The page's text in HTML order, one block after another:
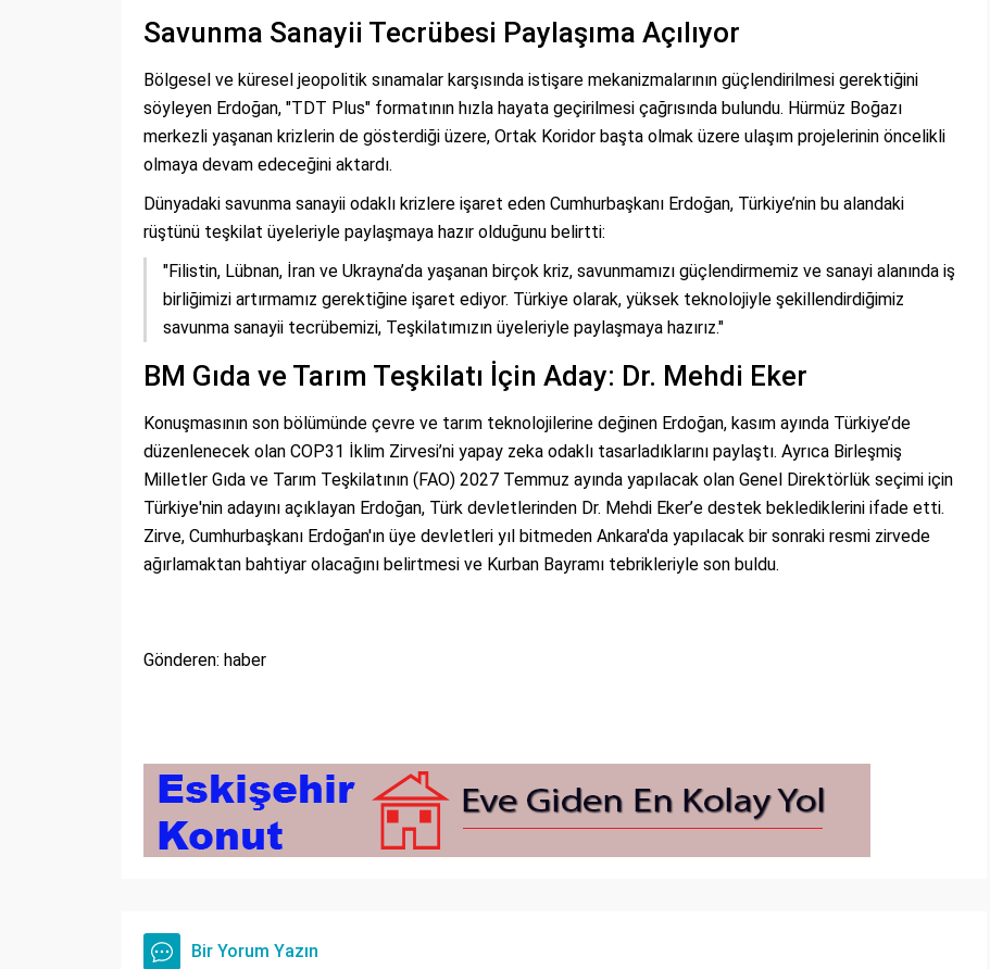
Savunma Sanayii Tecrübesi Paylaşıma Açılıyor
Bölgesel ve küresel jeopolitik sınamalar karşısında istişare mekanizmalarının güçlendirilmesi gerektiğini
söyleyen Erdoğan, "TDT Plus" formatının hızla hayata geçirilmesi çağrısında bulundu. Hürmüz Boğazı
merkezli yaşanan krizlerin de gösterdiği üzere, Ortak Koridor başta olmak üzere ulaşım projelerinin öncelikli
olmaya devam edeceğini aktardı.
Dünyadaki savunma sanayii odaklı krizlere işaret eden Cumhurbaşkanı Erdoğan, Türkiye’nin bu alandaki
rüştünü teşkilat üyeleriyle paylaşmaya hazır olduğunu belirtti:
"Filistin, Lübnan, İran ve Ukrayna’da yaşanan birçok kriz, savunmamızı güçlendirmemiz ve sanayi alanında iş
birliğimizi artırmamız gerektiğine işaret ediyor. Türkiye olarak, yüksek teknolojiyle şekillendirdiğimiz
savunma sanayii tecrübemizi, Teşkilatımızın üyeleriyle paylaşmaya hazırız."
BM Gıda ve Tarım Teşkilatı İçin Aday: Dr. Mehdi Eker
Konuşmasının son bölümünde çevre ve tarım teknolojilerine değinen Erdoğan, kasım ayında Türkiye’de
düzenlenecek olan COP31 İklim Zirvesi’ni yapay zeka odaklı tasarladıklarını paylaştı. Ayrıca Birleşmiş
Milletler Gıda ve Tarım Teşkilatının (FAO) 2027 Temmuz ayında yapılacak olan Genel Direktörlük seçimi için
Türkiye'nin adayını açıklayan Erdoğan, Türk devletlerinden Dr. Mehdi Eker’e destek beklediklerini ifade etti.
Zirve, Cumhurbaşkanı Erdoğan'ın üye devletleri yıl bitmeden Ankara'da yapılacak bir sonraki resmi zirvede
ağırlamaktan bahtiyar olacağını belirtmesi ve Kurban Bayramı tebrikleriyle son buldu.
Gönderen: haber
Bir Yorum Yazın